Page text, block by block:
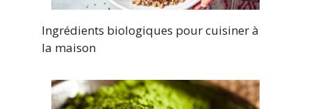
Ingrédients biologiques pour cuisiner à
la maison